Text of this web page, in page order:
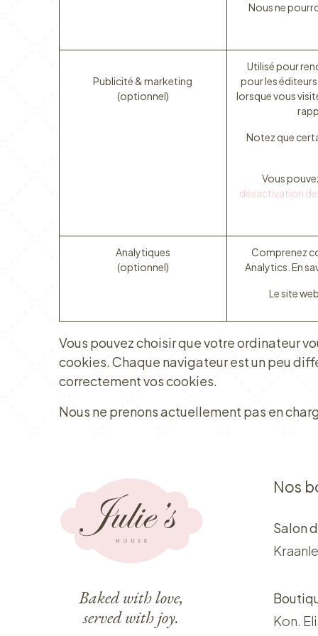
Nous ne
Publicité & marketing
(optionnel)
Utilisé pour
pour les
lorsque vous
Notez que
Vous
désactivation
Analytiques
(optionnel)
Comprenez
Analytics. En
Le site
Vous pouvez choisir que votre ordinateur
cookies. Chaque navigateur est un peu
correctement vos cookies.
Nous ne prenons actuellement pas en
Baked with love,
served with joy.
Nos
Salon
Kon.